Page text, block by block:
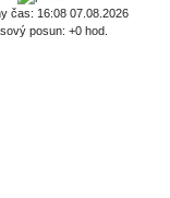
čas: 16:08 07.08.2026
posun: +0 hod.